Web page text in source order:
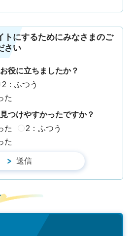
トにするためにみなさまのご
さい
役に立ちましたか？
2：ふつう
た
つけやすかったですか？
た
2：ふつう
た